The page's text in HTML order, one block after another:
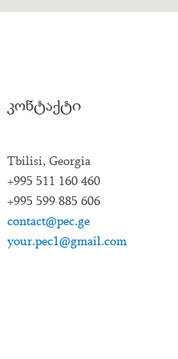
კონტაქტი
Tbilisi, Georgia
+995 511 160 460
+995 599 885 606
contact@pec.ge
your.pec1@gmail.com